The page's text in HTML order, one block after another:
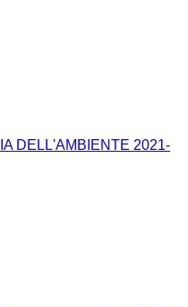
DELL'AMBIENTE 2021-